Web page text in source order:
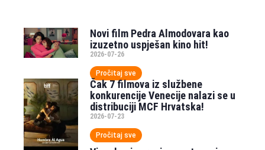
Novi film Pedra Almodovara kao
izuzetno uspješan kino hit!
2026-07-26
Pročitaj sve
Čak 7 filmova iz službene
konkurencije Venecije nalazi se u
distribuciji MCF Hrvatska!
2026-07-23
Pročitaj sve